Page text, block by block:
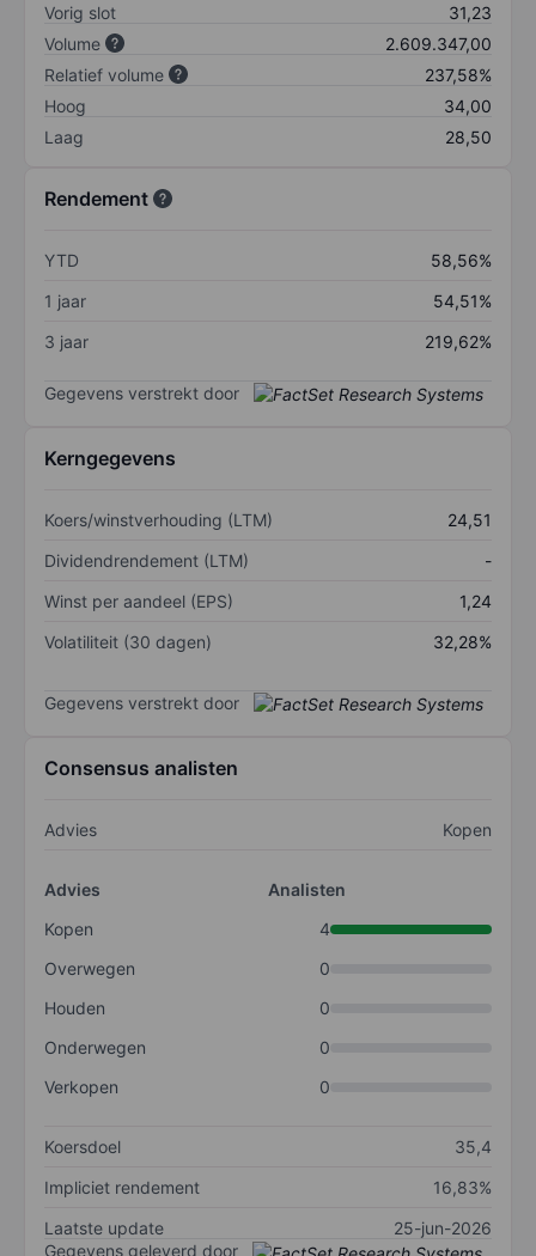
Vorig slot
31,23
Volume
2.609.347,00
Relatief volume
237,58%
Hoog
34,00
Laag
28,50
Rendement
YTD
58,56%
1 jaar
54,51%
3 jaar
219,62%
Gegevens verstrekt door
Kerngegevens
Koers/winstverhouding (LTM)
24,51
Dividendrendement (LTM)
-
Winst per aandeel (EPS)
1,24
Volatiliteit (30 dagen)
32,28%
Gegevens verstrekt door
Consensus analisten
Advies Kopen
Advies
Analisten
Kopen
4
Overwegen
0
Houden
0
Onderwegen
0
Verkopen
0
Koersdoel
35,4
Impliciet rendement
16,83%
Laatste update
25-jun-2026
Gegevens geleverd door